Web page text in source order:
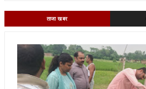
ताजा खबर